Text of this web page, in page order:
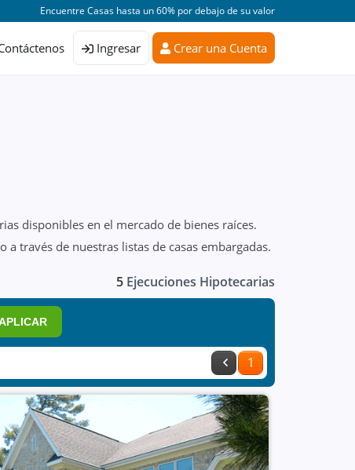
Encuentre Casas hasta un 60% por debajo de su valor
Ingresar Crear una Cuenta
disponibles en el mercado de bienes raíces.
través de nuestras listas de casas embargadas.
5 Ejecuciones Hipotecarias
1